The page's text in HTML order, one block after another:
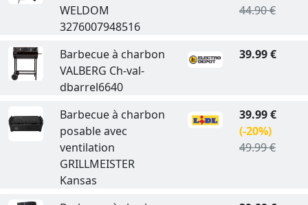
WELDOM
3276007948516
44.90 €
Barbecue à charbon
VALBERG Ch-val-
dbarrel6640
39.99 €
Barbecue à charbon
posable avec
ventilation
GRILLMEISTER
Kansas
39.99 €
(-20%)
49.99 €